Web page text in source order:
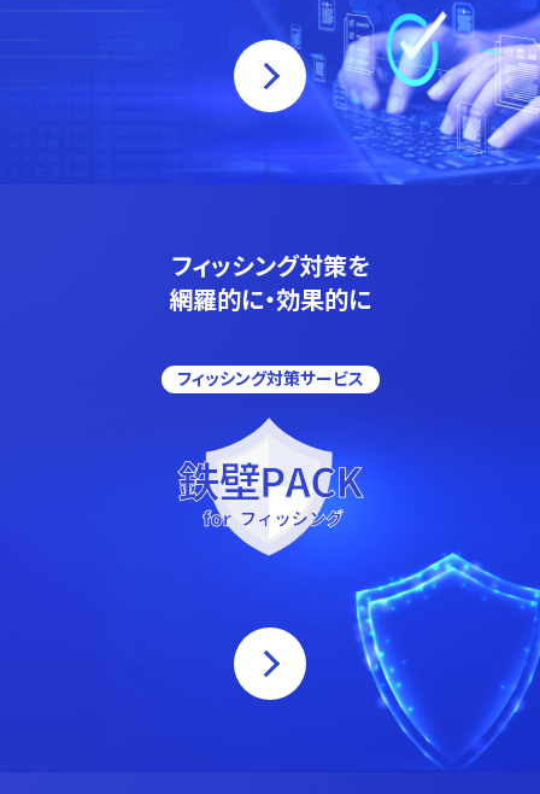
フィッシング対策を
網羅的に・効果的に
フィッシング対策サービス